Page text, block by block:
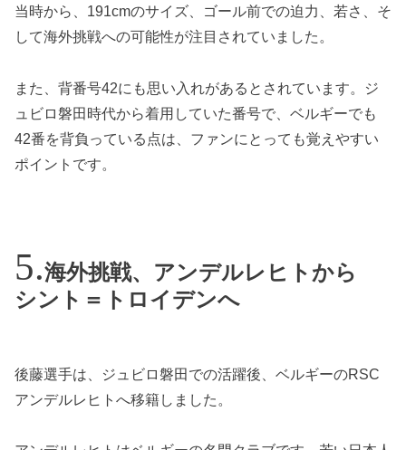
当時から、191cmのサイズ、ゴール前での迫力、若さ、そ
して海外挑戦への可能性が注目されていました。
また、背番号42にも思い入れがあるとされています。ジ
ュビロ磐田時代から着用していた番号で、ベルギーでも
42番を背負っている点は、ファンにとっても覚えやすい
ポイントです。
海外挑戦、アンデルレヒトから
シント＝トロイデンへ
後藤選手は、ジュビロ磐田での活躍後、ベルギーのRSC
アンデルレヒトへ移籍しました。